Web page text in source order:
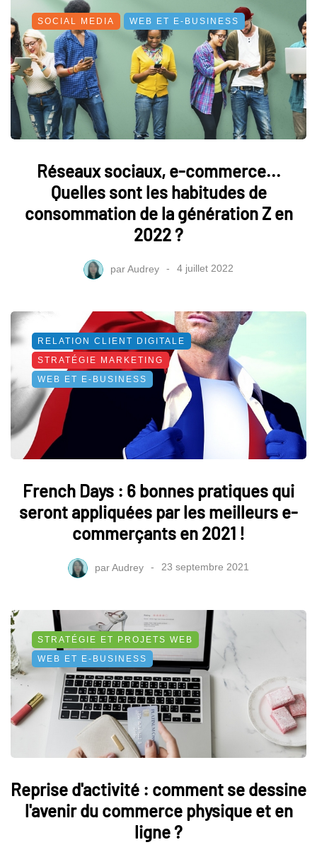
SOCIAL MEDIA WEB ET E-BUSINESS
Réseaux sociaux, e-commerce...
Quelles sont les habitudes de
consommation de la génération Z en
2022 ?
parAudrey 4 juillet 2022
RELATION CLIENT DIGITALE
STRATÉGIE MARKETING
WEB ET E-BUSINESS
French Days : 6 bonnes pratiques qui
seront appliquées par les meilleurs e-
commerçants en 2021 !
parAudrey 23 septembre 2021
STRATÉGIE ET PROJETS WEB
WEB ET E-BUSINESS
Reprise d'activité : comment se dessine
l'avenir du commerce physique et en
ligne ?